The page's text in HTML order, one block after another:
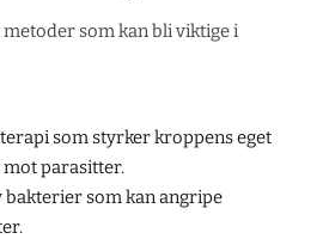
som kan bli viktige i
som styrker kroppens eget
parasitter.
bakterier som kan angripe